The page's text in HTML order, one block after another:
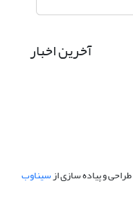
آخرین اخبار
طراحی و پیاده سازی ازسیناوب